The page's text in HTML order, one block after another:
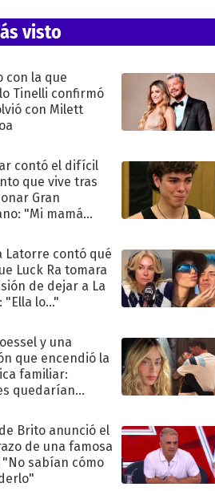
visto
con la que
Tinelli confirmó
con Milett
contó el difícil
que vive tras
Gran
"Mi mamá
Latorre contó qué
Luck Ra tomara
de dejar a La
"Ella lo..."
y una
que encendió la
familiar:
quedarían
Brito anunció el
de una famosa
sabían cómo